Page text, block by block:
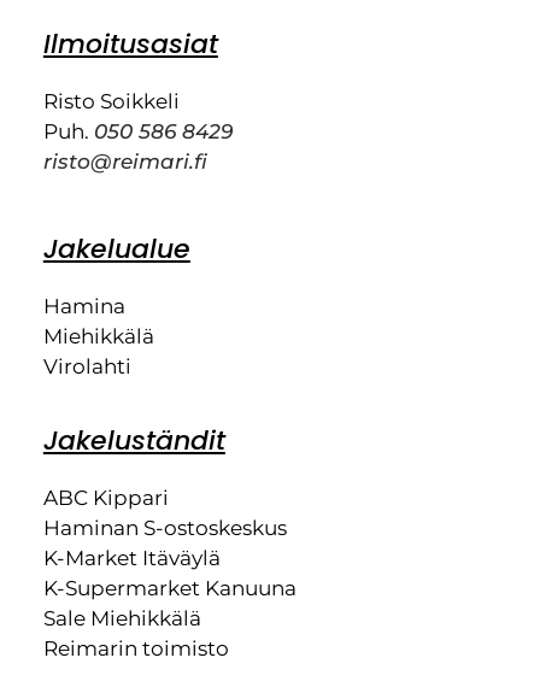
Ilmoitusasiat
Risto Soikkeli
Puh. 050 586 8429
risto@reimari.fi
Jakelualue
Hamina
Miehikkälä
Virolahti
Jakeluständit
ABC Kippari
Haminan S-ostoskeskus
K-Market Itäväylä
K-Supermarket Kanuuna
Sale Miehikkälä
Reimarin toimisto